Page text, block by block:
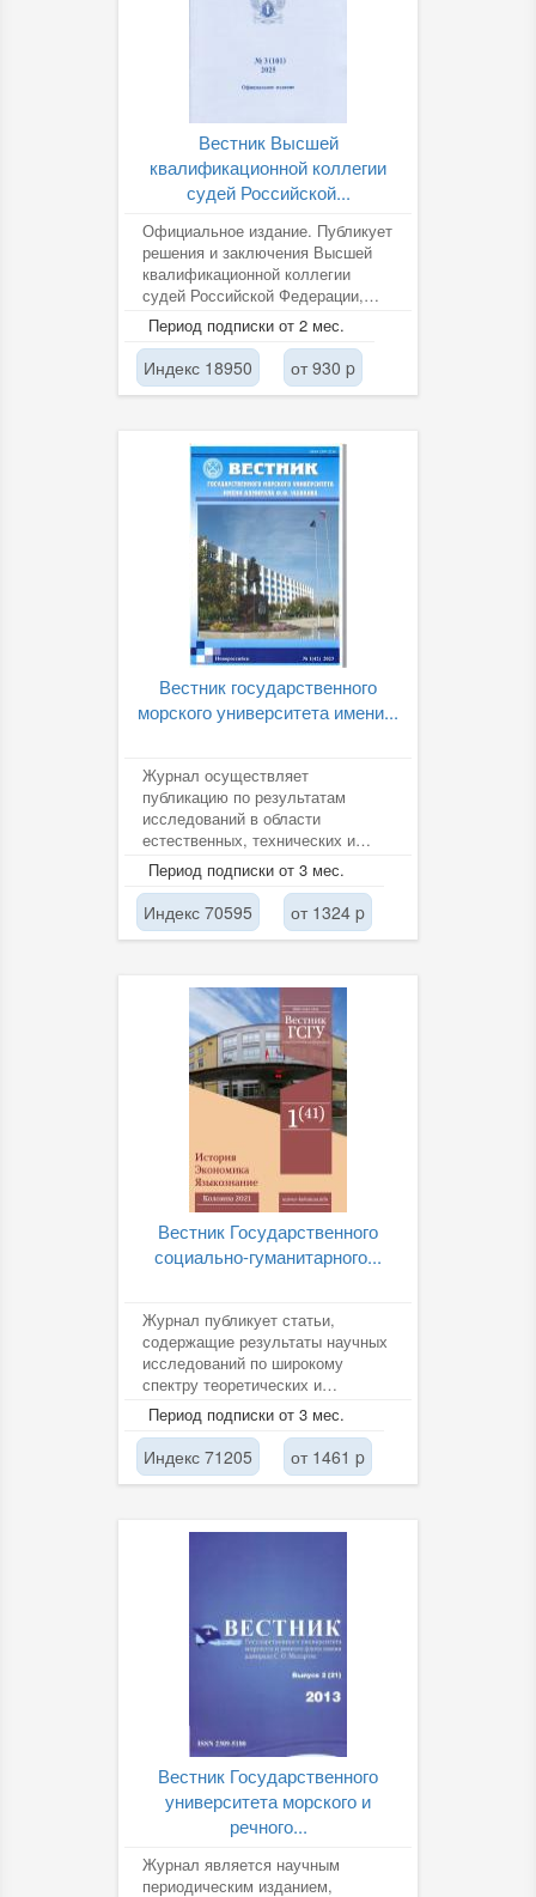
Вестник Высшей
квалификационной коллегии
судей Российской...
Официальное издание. Публикует
решения и заключения Высшей
квалификационной коллегии
судей Российской Федерации,
решения и определения
Верховного...
Период подписки от 2 мес.
Индекс 18950 от 930 p
Вестник государственного
морского университета имени...
Журнал осуществляет
публикацию по результатам
исследований в области
естественных, технических и
гуманитарных наук,
направленных на научное...
Период подписки от 3 мес.
Индекс 70595 от 1324 p
Вестник Государственного
социально-гуманитарного...
Журнал публикует статьи,
содержащие результаты научных
исследований по широкому
спектру теоретических и
прикладных проблем в области
истории и...
Период подписки от 3 мес.
Индекс 71205 от 1461 p
Вестник Государственного
университета морского и
речного...
Журнал является научным
периодическим изданием,